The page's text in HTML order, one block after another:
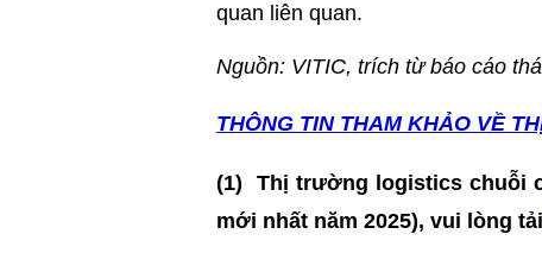
quan liên quan.
Nguồn: VITIC, trích từ báo cáo
THÔNG TIN THAM KHẢO VỀ
(1)Thị trường logistics chuỗi
mới nhất năm 2025), vui lòng tải